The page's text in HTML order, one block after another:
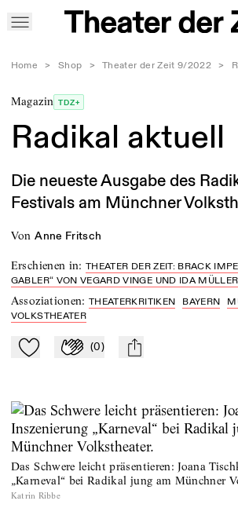
Home > Shop > Theater der Zeit 9/2022 >
Magazin TDZ+
Radikal aktuell
Die neueste Ausgabe des
Festivals am Münchner
von Anne Fritsch
Erschienen in:THEATER DER ZEIT: BRACK
GABLER“ VON VEGARD VINGE UND IDA
Assoziationen:THEATERKRITIKEN BAYERN
VOLKSTHEATER
Zu Mein-TdZ hinzufügen
Applaudieren
(0) mail
Das Schwere leicht präsentieren: Joana
„Karneval“ bei Radikal jung am Münchner
Katrin Ribbe